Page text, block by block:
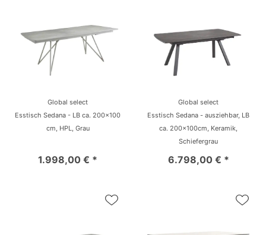
Global select
Esstisch Sedana - LB ca. 200x100
cm, HPL, Grau
1.998,00 € *
Global select
Esstisch Sedana - ausziehbar, LB
ca. 200x100cm, Keramik,
Schiefergrau
6.798,00 € *